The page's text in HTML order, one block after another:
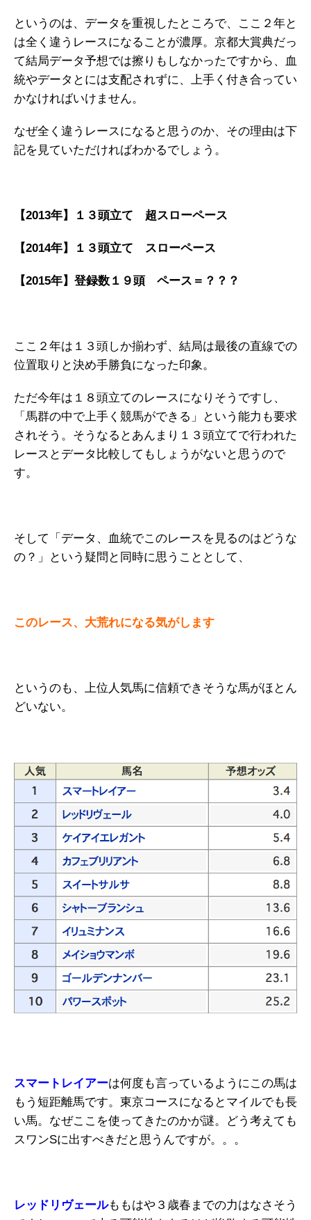
というのは、データを重視したところで、ここ２年と
は全く違うレースになることが濃厚。京都大賞典だっ
て結局データ予想では擦りもしなかったですから、血
統やデータとには支配されずに、上手く付き合ってい
かなければいけません。
なぜ全く違うレースになると思うのか、その理由は下
記を見ていただければわかるでしょう。
【2013年】１３頭立て 超スローペース
【2014年】１３頭立て スローペース
【2015年】登録数１９頭 ペース＝？？？
ここ２年は１３頭しか揃わず、結局は最後の直線での
位置取りと決め手勝負になった印象。
ただ今年は１８頭立てのレースになりそうですし、
「馬群の中で上手く競馬ができる」という能力も要求
されそう。そうなるとあんまり１３頭立てで行われた
レースとデータ比較してもしょうがないと思うので
す。
そして「データ、血統でこのレースを見るのはどうな
の？」という疑問と同時に思うこととして、
このレース、大荒れになる気がします
というのも、上位人気馬に信頼できそうな馬がほとん
どいない。
スマートレイアーは何度も言っているようにこの馬は
もう短距離馬です。東京コースになるとマイルでも長
い馬。なぜここを使ってきたのかが謎。どう考えても
スワンSに出すべきだと思うんですが。。。
レッドリヴェールももはや３歳春までの力はなさそう